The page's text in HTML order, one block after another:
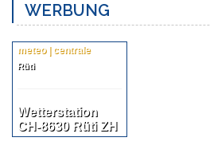
WERBUNG
meteo | centrale
Rüti
Wetterstation
CH-8630 Rüti ZH